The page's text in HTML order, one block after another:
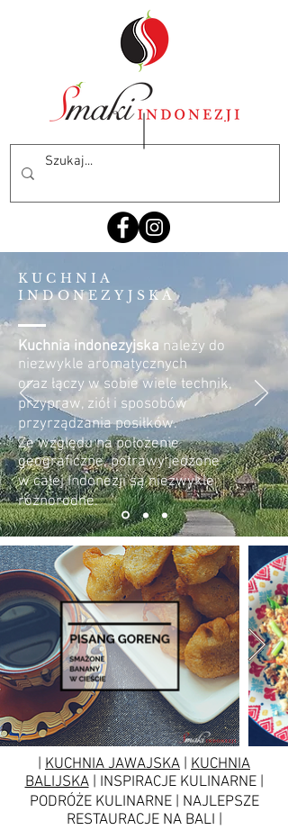
KUCHNIA
INDONEZYJSKA
Kuchnia indonezyjska należy do
niezwykle aromatycznych
oraz łączy w sobie wiele technik,
przypraw, ziół i sposobów
przyrządzania posiłków.
Ze względu na położenie
geograficzne, potrawy jedzone
w całej Indonezji są niezwykle
różnorodne.
| KUCHNIA JAWAJSKA | KUCHNIA
BALIJSKA| INSPIRACJE KULINARNE |
PODRÓŻE KULINARNE | NAJLEPSZE
RESTAURACJE NA BALI |